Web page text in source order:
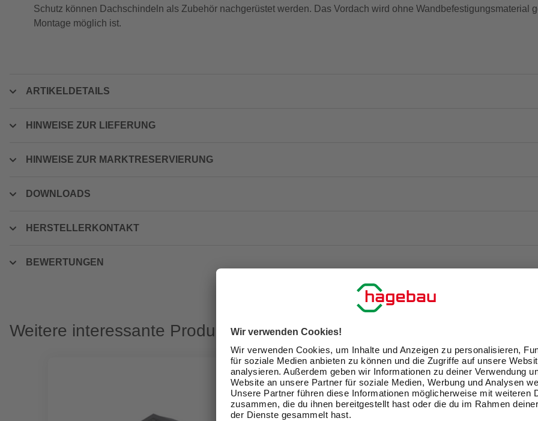
Schutz können Dachschindeln als Zubehör nachgerüstet werden. Das Vordach wird ohne Wandbefestigungsmaterial
Montage möglich ist.
ARTIKELDETAILS
HINWEISE ZUR LIEFERUNG
HINWEISE ZUR MARKTRESERVIERUNG
DOWNLOADS
HERSTELLERKONTAKT
BEWERTUNGEN
Weitere interessante Produkte